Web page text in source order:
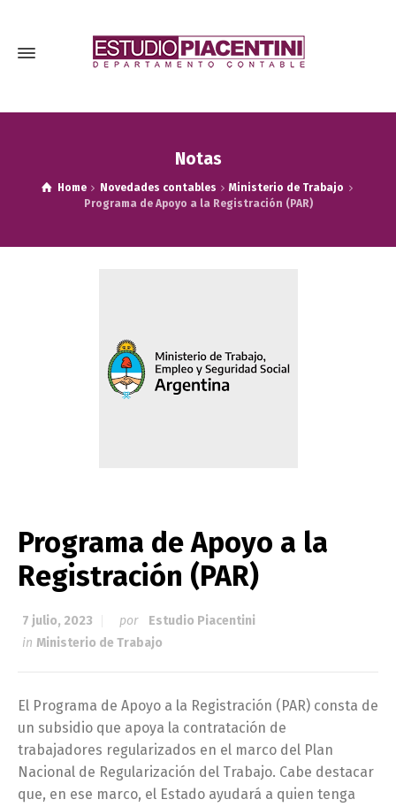
Notas
Home Novedades contables
Ministerio de Trabajo
Programa de Apoyo a la Registración (PAR)
Programa de Apoyo a la
Registración (PAR)
7 julio, 2023 por
Estudio Piacentini
in Ministerio de Trabajo
El Programa de Apoyo a la Registración (PAR) consta de
un subsidio que apoya la contratación de
trabajadores regularizados en el marco del Plan
Nacional de Regularización del Trabajo. Cabe destacar
que, en ese marco, el Estado ayudará a quien tenga